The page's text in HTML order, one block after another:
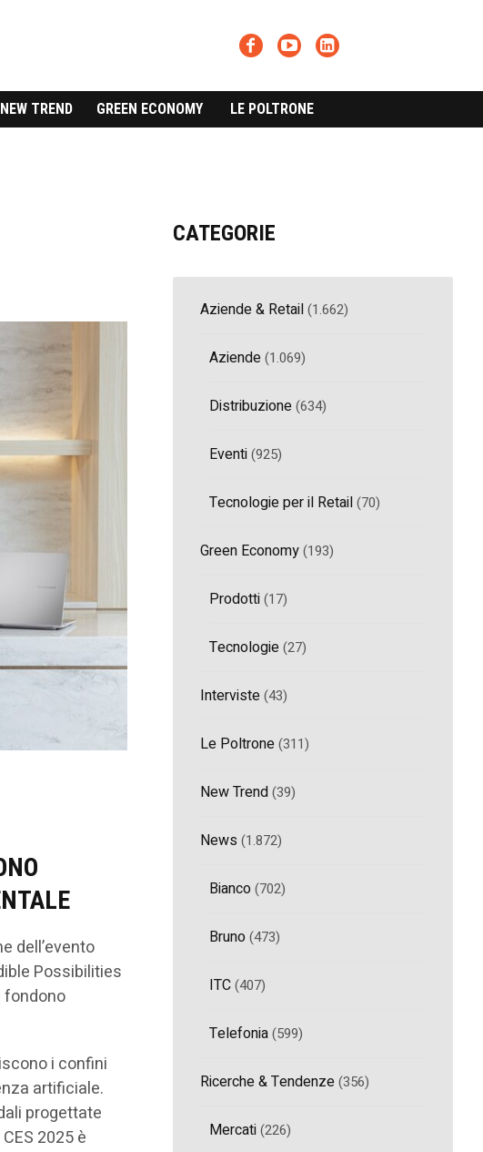
NEW TREND GREEN ECONOMY LE POLTRONE
dell’evento
Possibilities
fondono
i confini
artificiale.
progettate
2025 è
CATEGORIE
Aziende & Retail(1.662)
Aziende(1.069)
Distribuzione(634)
Eventi(925)
Tecnologie per il Retail(70)
Green Economy(193)
Prodotti(17)
Tecnologie(27)
Interviste(43)
Le Poltrone(311)
New Trend(39)
News (1.872)
Bianco(702)
Bruno(473)
ITC(407)
Telefonia(599)
Ricerche & Tendenze(356)
Mercati(226)